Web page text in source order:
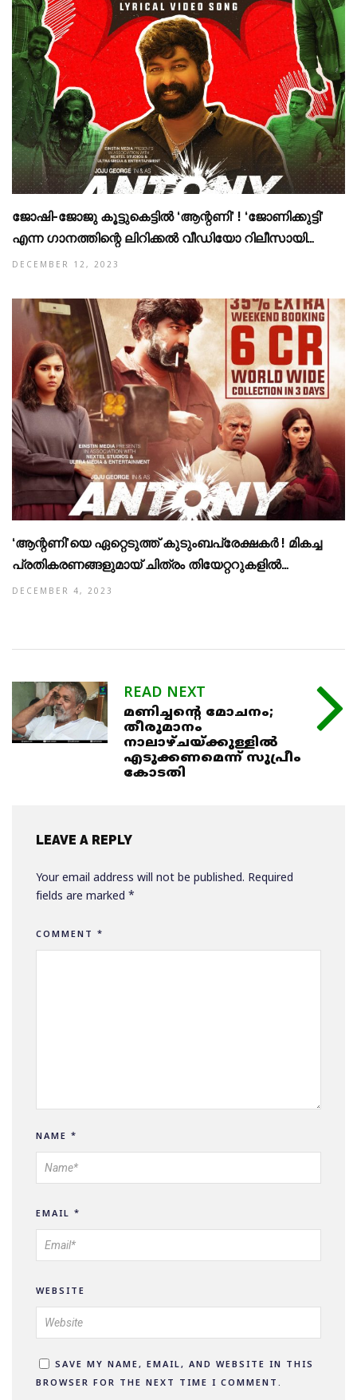
ജോഷി-ജോജു കൂട്ടുകെട്ടിൽ ‘ആന്റണി’ ! ‘ജോണിക്കുട്ടി’
എന്ന ഗാനത്തിന്റെ ലിറിക്കൽ വീഡിയോ റിലീസായി…
DECEMBER 12, 2023
‘ആന്റണി’യെ ഏറ്റെടുത്ത് കുടുംബപ്രേക്ഷകർ ! മികച്ച
പ്രതികരണങ്ങളുമായ് ചിത്രം തിയേറ്ററുകളിൽ…
DECEMBER 4, 2023
READ NEXT
മണിച്ചന്റെ മോചനം;
തീരുമാനം
നാലാഴ്ചയ്ക്കുള്ളില്‍
എടുക്കണമെന്ന് സുപ്രീം
കോടതി
LEAVE A REPLY
Your email address will not be published. Required
fields are marked *
COMMENT *
NAME *
EMAIL *
WEBSITE
SAVE MY NAME, EMAIL, AND WEBSITE IN THIS
BROWSER FOR THE NEXT TIME I COMMENT.